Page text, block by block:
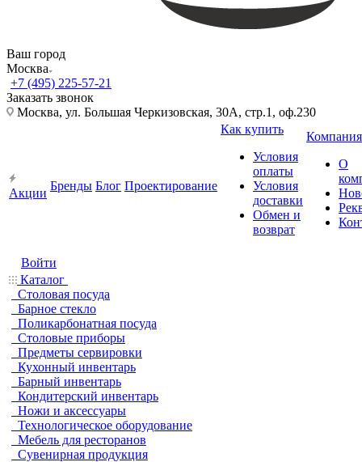
Ваш город
Москва
+7 (495) 225-57-21
Заказать звонок
Москва, ул. Большая Черкизовская, 30А, стр.1, оф.230
Акции
Бренды Блог Проектирование
Как купить
Условия
оплаты
Условия
доставки
Обмен и
возврат
Компания
О
Войти
Каталог
Столовая посуда
Барное стекло
Поликарбонатная посуда
Столовые приборы
Предметы сервировки
Кухонный инвентарь
Барный инвентарь
Кондитерский инвентарь
Ножи и аксессуары
Технологическое оборудование
Мебель для ресторанов
Сувенирная продукция